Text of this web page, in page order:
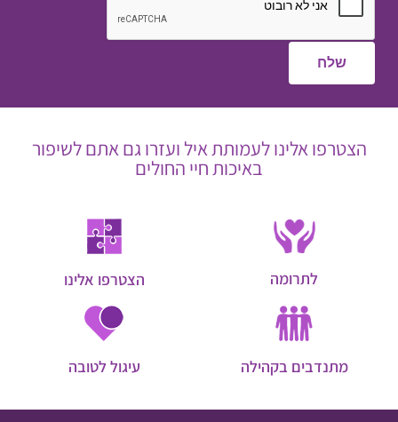
הצטרפו אלינו לעמותת איל ועזרו גם אתם לשיפור
באיכות חיי החולים
לתרומה הצטרפו אלינו
מתנדבים בקהילה עיגול לטובה